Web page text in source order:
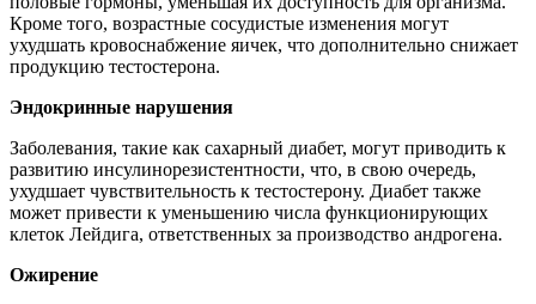
Кроме того, возрастные сосудистые изменения могут
ухудшать кровоснабжение яичек, что дополнительно снижает
продукцию тестостерона.
Эндокринные нарушения
Заболевания, такие как сахарный диабет, могут приводить к
развитию инсулинорезистентности, что, в свою очередь,
ухудшает чувствительность к тестостерону. Диабет также
может привести к уменьшению числа функционирующих
клеток Лейдига, ответственных за производство андрогена.
Ожирение